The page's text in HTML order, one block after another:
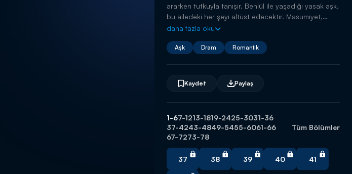
ararken tutkuyla tanışır. Behlül ile yaşadığı yasak aşk,
bu ailedeki her şeyi altüst edecektir. Masumiyet,
ihanet bulutlarıyla gölgelenir; tutku ve aşk, sadakati
daha fazla oku
Aşk Dram Romantik
Kaydet Paylaş
1-67-1213-1819-2425-3031-36
37-4243-4849-5455-6061-66
67-7273-78
Tüm Bölümler
37 38 39 40 41